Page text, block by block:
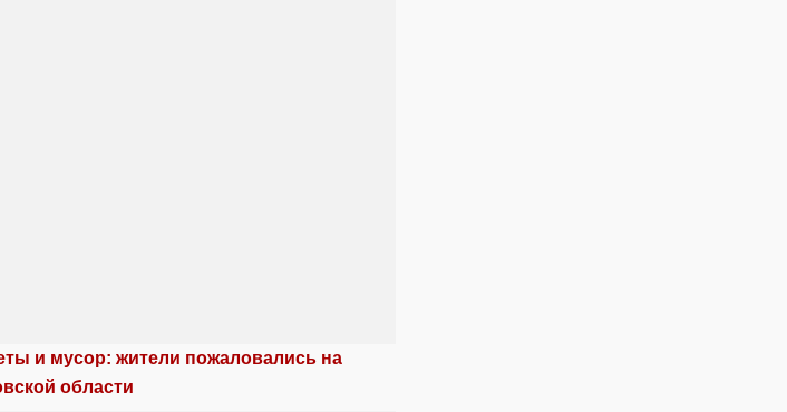
и мусор: жители пожаловались на
области